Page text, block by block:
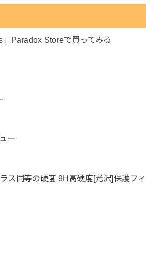
Paradox Storeで買ってみる
ー
ス同等の硬度 9H高硬度[光沢]保護フ